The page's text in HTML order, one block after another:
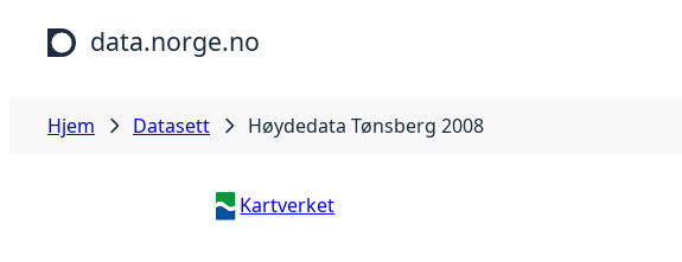
Hopp til hovedinnhold
data.norge.no
Hjem Datasett Høydedata Tønsberg 2008
Kartverket